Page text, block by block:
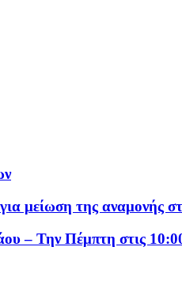
μείωση της αναμονής
– Την Πέμπτη στις